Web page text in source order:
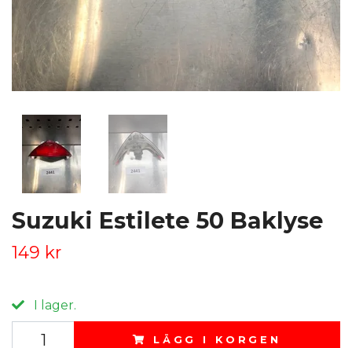
Suzuki Estilete 50 Baklyse
149 kr
I lager.
LÄGG I KORGEN